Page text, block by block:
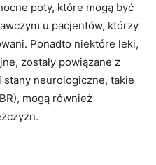
poty, które mogą być
u pacjentów, którzy
Ponadto niektóre leki,
zostały powiązane z
stany neurologiczne, takie
mogą również